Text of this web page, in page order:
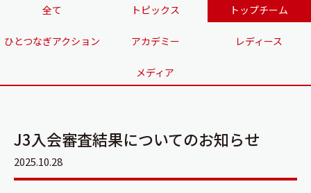
全て トピックス トップチーム
ひとつなぎアクション アカデミー レディース
メディア
J3入会審査結果についてのお知らせ
2025.10.28